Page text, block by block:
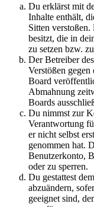
Du erklärst mit
Inhalte enthält,
Sitten verstoßen.
besitzt, die in
zu setzen bzw.
Der Betreiber
Verstößen
Board
Abmahnung
Boards
Du nimmst zur
Verantwortung
er nicht selbst
genommen hat.
Benutzerkonto,
oder zu sperren.
Du gestattest
abzuändern,
geeignet sind,